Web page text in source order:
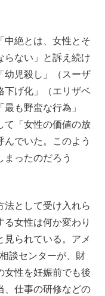
中絶とは、女性とそ
らない」と訴え続け
幼児殺し」（スーザ
下げ化」（エリザベ
も野蛮な行為」
て「女性の価値の放
でいた。このよう
ったのだろう
法として受け入れら
女性は何か変わり
られている。アメ
談センターが、財
女性を妊娠前でも後
、仕事の研修などの